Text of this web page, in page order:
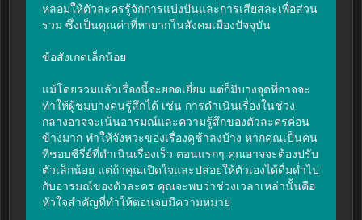
หลอมให้ตัวละครรู้จักการแบ่งปันและการเสียสละเพื่อส่วน
รวม ซึ่งเป็นคุณค่าที่หายากในสังคมเมืองปัจจุบัน
ข้อสังเกตเล็กน้อย
แม้โดยรวมแล้วเรื่องนี้จะยอดเยี่ยม แต่ก็มีบางจุดที่อาจจะ
ทำให้ผู้ชมบางคนรู้สึกได้ เช่น การดำเนินเรื่องในช่วง
กลางอาจจะเน้นอารมณ์และความรู้สึกของตัวละครค่อน
ข้างมาก ทำให้จังหวะของเรื่องดูช้าลงบ้าง หากคุณเป็นคน
ที่ชอบซีรี่ย์ที่ดำเนินเรื่องเร็ว ตอนแรกๆ คุณอาจจะต้องปรับ
ตัวเล็กน้อย แต่ถ้าคุณเปิดใจและปล่อยให้ตัวเองได้ดื่มด่ำไป
กับอารมณ์ของตัวละคร คุณจะพบว่าช่วงเวลาเหล่านั้นคือ
หัวใจสำคัญที่ทำให้ตอนจบมีความหมาย